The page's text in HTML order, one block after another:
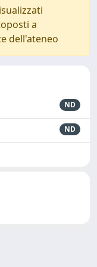
a
dell'ateneo
ND
ND